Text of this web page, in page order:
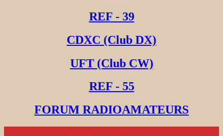
REF - 39
CDXC (Club DX)
UFT (Club CW)
REF - 55
FORUM RADIOAMATEURS